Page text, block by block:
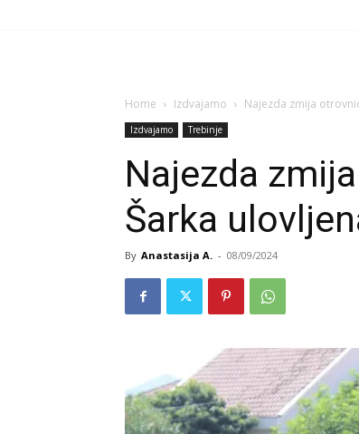
Home Izdvajamo Najezda zmija
Izdvajamo Trebinje
Najezda
Šarka
By Anastasija A. - 08/09/2024